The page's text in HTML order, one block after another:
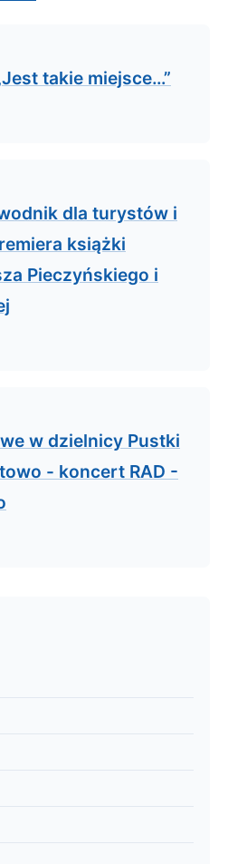
takie miejsce…”
dla turystów i
książki
Pieczyńskiego i
w dzielnicy Pustki
- koncert RAD -